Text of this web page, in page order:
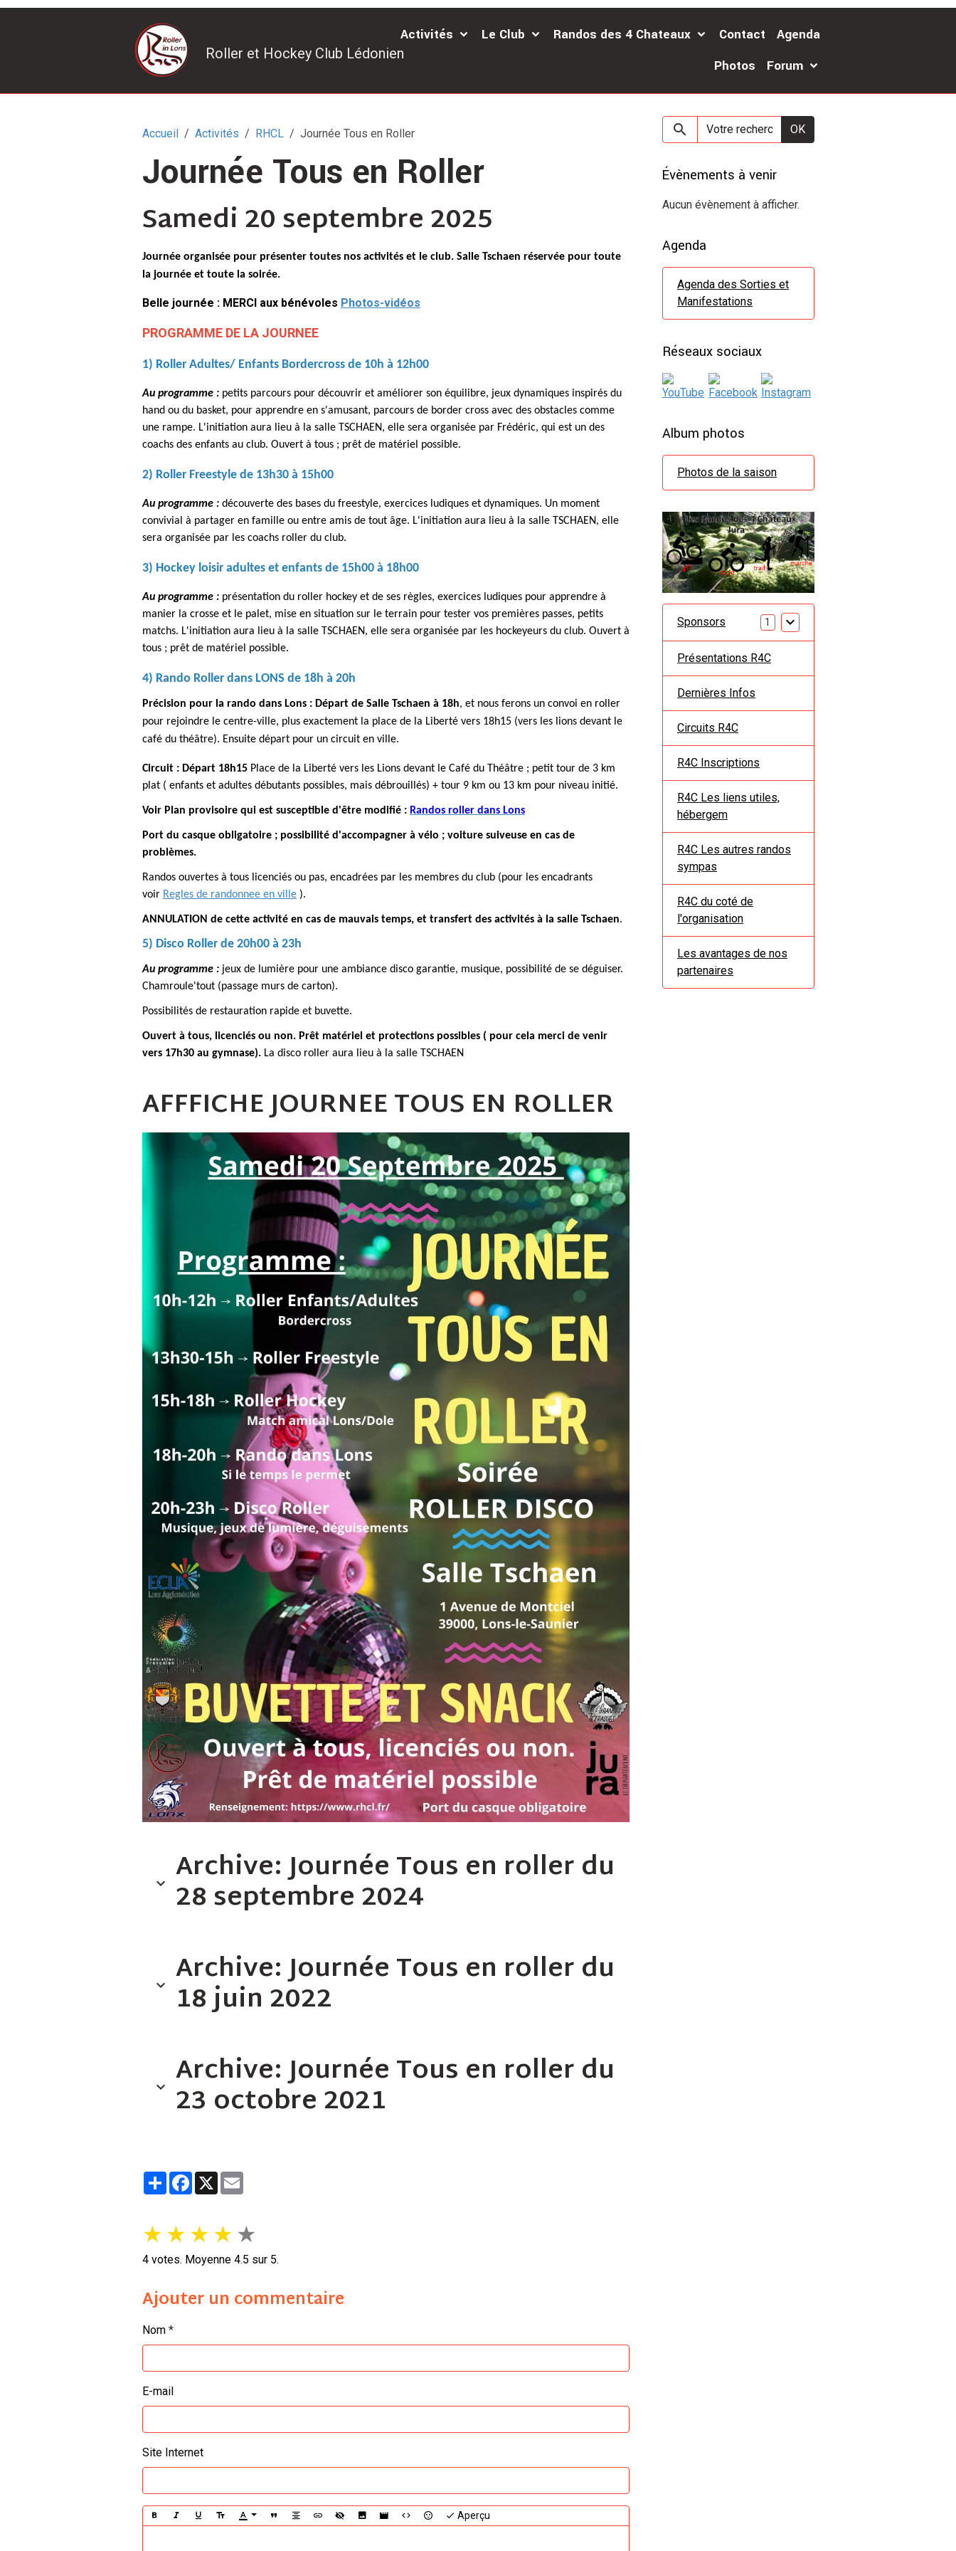
Roller et Hockey Club Lédonien
Activités Le Club Randos des 4 Chateaux Contact
Agenda
Photos
Forum
Accueil Activités RHCL Journée Tous en Roller
Journée Tous en Roller
Samedi 20 septembre 2025
Journée organisée pour présenter toutes nos activités et le club. Salle Tschaen réservée pour toute
la journée et toute la soirée.
Belle journée : MERCI aux bénévoles Photos-vidéos
PROGRAMME DE LA JOURNEE
1) Roller Adultes/ Enfants Bordercross de 10h à 12h00
Au programme : petits parcours pour découvrir et améliorer son équilibre, jeux dynamiques inspirés du
hand ou du basket, pour apprendre en s'amusant, parcours de border cross avec des obstacles comme
une rampe. L'initiation aura lieu à la salle TSCHAEN, elle sera organisée par Frédéric, qui est un des
coachs des enfants au club. Ouvert à tous ; prêt de matériel possible.
2) Roller Freestyle de 13h30 à 15h00
Au programme : découverte des bases du freestyle, exercices ludiques et dynamiques. Un moment
convivial à partager en famille ou entre amis de tout âge. L'initiation aura lieu à la salle TSCHAEN, elle
sera organisée par les coachs roller du club.
3) Hockey loisir adultes et enfants de 15h00 à 18h00
Au programme : présentation du roller hockey et de ses règles, exercices ludiques pour apprendre à
manier la crosse et le palet, mise en situation sur le terrain pour tester vos premières passes, petits
matchs. L'initiation aura lieu à la salle TSCHAEN, elle sera organisée par les hockeyeurs du club. Ouvert à
tous ; prêt de matériel possible.
4) Rando Roller dans LONS de 18h à 20h
Précision pour la rando dans Lons : Départ de Salle Tschaen à 18h, et nous ferons un convoi en roller
pour rejoindre le centre-ville, plus exactement la place de la Liberté vers 18h15 (vers les lions devant le
café du théâtre). Ensuite départ pour un circuit en ville.
Circuit : Départ 18h15 Place de la Liberté vers les Lions devant le Café du Théâtre ; petit tour de 3 km
plat ( enfants et adultes débutants possibles, mais débrouillés) + tour 9 km ou 13 km pour niveau initié.
Voir Plan provisoire qui est susceptible d'être modifié : Randos roller dans Lons
Port du casque obligatoire ; possibilité d'accompagner à vélo ; voiture suiveuse en cas de
problèmes.
Randos ouvertes à tous licenciés ou pas, encadrées par les membres du club (pour les encadrants
voir Regles de randonnee en ville ).
ANNULATION de cette activité en cas de mauvais temps, et transfert des activités à la salle Tschaen.
5) Disco Roller de 20h00 à 23h
Au programme : jeux de lumière pour une ambiance disco garantie, musique, possibilité de se déguiser.
Chamroule'tout (passage murs de carton).
Possibilités de restauration rapide et buvette.
Ouvert à tous, licenciés ou non. Prêt matériel et protections possibles ( pour cela merci de venir
vers 17h30 au gymnase). La disco roller aura lieu à la salle TSCHAEN
AFFFICHE JOURNEE TOUS EN ROLLER
Archive: Journée Tous en roller du
28 septembre 2024
Archive: Journée Tous en roller du
18 juin 2022
Archive: Journée Tous en roller du
23 octobre 2021
PartagerFacebook
X
★ ★ ★ ★ ★
4 votes. Moyenne 4.5 sur 5.
Ajouter un commentaire
Nom
E-mail
Site Internet
Aperçu
OK
Évènements à venir
Aucun évènement à afficher.
Agenda
Agenda des Sorties et
Manifestations
Réseaux sociaux
Album photos
Photos de la saison
Sponsors 1
Présentations R4C
Dernières Infos
Circuits R4C
R4C Inscriptions
R4C Les liens utiles,
hébergem
R4C Les autres randos
sympas
R4C du coté de
l'organisation
Les avantages de nos
partenaires